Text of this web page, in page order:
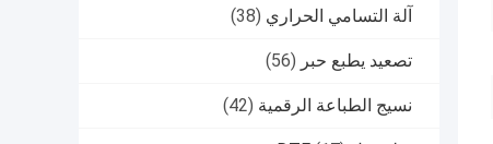
آلة التسامي الحراري (38)
تصعيد يطبع حبر (56)
نسيج الطباعة الرقمية (42)